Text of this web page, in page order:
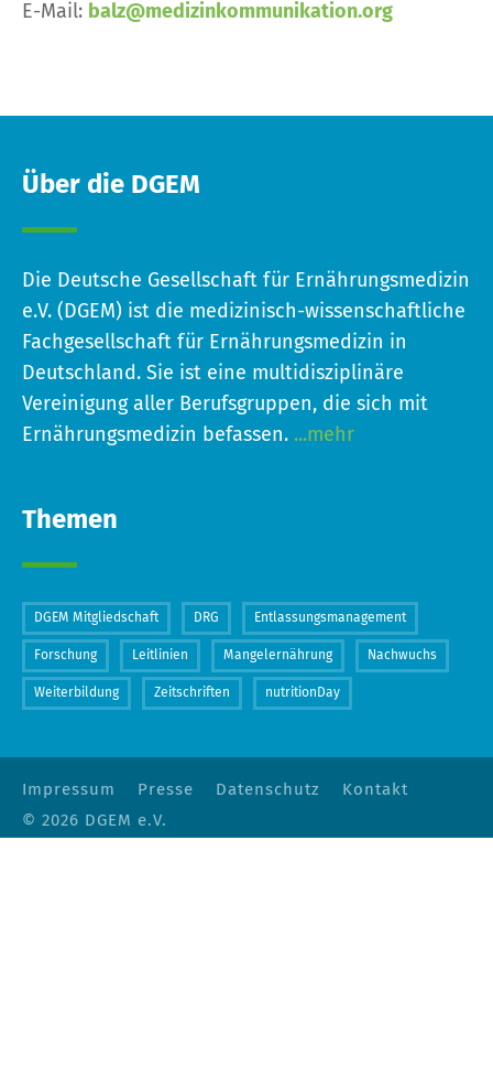
E-Mail: balz@medizinkommunikation.org
Über die DGEM
Die Deutsche Gesellschaft für Ernährungsmedizin
e.V. (DGEM) ist die medizinisch-wissenschaftliche
Fachgesellschaft für Ernährungsmedizin in
Deutschland. Sie ist eine multidisziplinäre
Vereinigung aller Berufsgruppen, die sich mit
Ernährungsmedizin befassen. ...mehr
Themen
DGEM Mitgliedschaft DRG Entlassungsmanagement
Forschung Leitlinien Mangelernährung Nachwuchs
Weiterbildung Zeitschriften nutritionDay
Impressum Presse Datenschutz
Kontakt
© 2026 DGEM e.V.